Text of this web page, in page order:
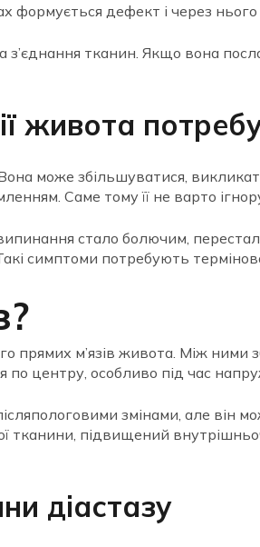
формується дефект і через нього
з’єднання тканин. Якщо вона
живота
може збільшуватися,
Саме тому її не варто
стало болючим,
симптоми потребують
прямих м’язів живота. Між ними
центру, особливо під час
змінами, але
тканини, підвищений
діастазу